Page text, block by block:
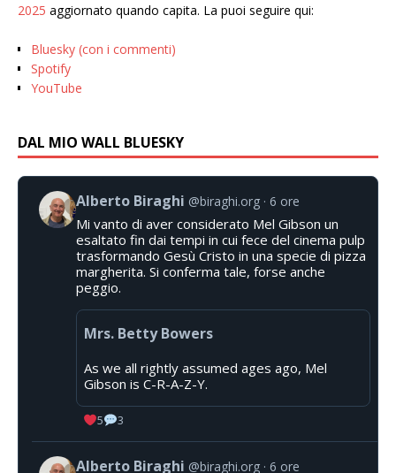
2025 aggiornato quando capita. La puoi seguire qui:
Bluesky (con i commenti)
Spotify
YouTube
DAL MIO WALL BLUESKY
Alberto Biraghi @biraghi.org 6 ore
Mi vanto di aver considerato Mel Gibson un
esaltato fin dai tempi in cui fece del cinema pulp
trasformando Gesù Cristo in una specie di pizza
margherita. Si conferma tale, forse anche
peggio.
Mrs. Betty Bowers
As we all rightly assumed ages ago, Mel
Gibson is C-R-A-Z-Y.
5 3
Alberto Biraghi @biraghi.org 6 ore